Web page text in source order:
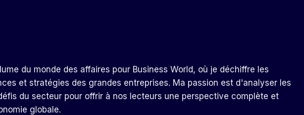
du monde des affaires pour Business World, où je déchiffre les
et stratégies des grandes entreprises. Ma passion est d'analyser les
du secteur pour offrir à nos lecteurs une perspective complète et
globale.